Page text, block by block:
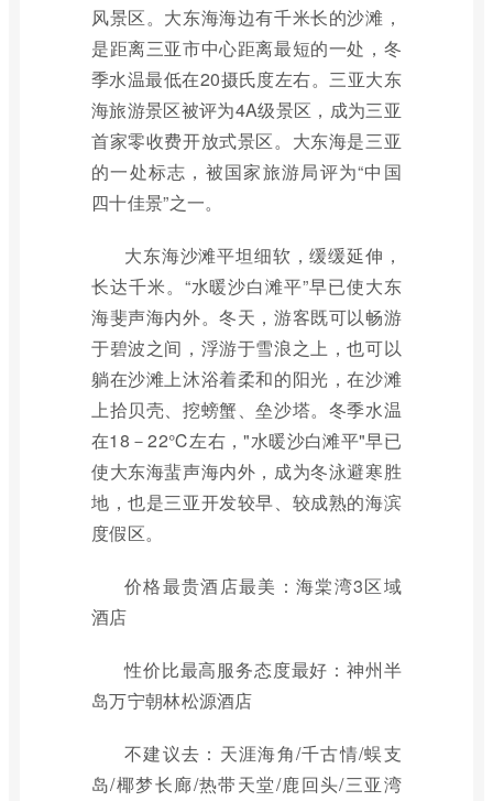
风景区。大东海海边有千米长的沙滩，
是距离三亚市中心距离最短的一处，冬
季水温最低在20摄氏度左右。三亚大东
海旅游景区被评为4A级景区，成为三亚
首家零收费开放式景区。大东海是三亚
的一处标志，被国家旅游局评为“中国
四十佳景”之一。
大东海沙滩平坦细软，缓缓延伸，
长达千米。“水暖沙白滩平”早已使大东
海斐声海内外。冬天，游客既可以畅游
于碧波之间，浮游于雪浪之上，也可以
躺在沙滩上沐浴着柔和的阳光，在沙滩
上拾贝壳、挖螃蟹、垒沙塔。冬季水温
在18－22℃左右，"水暖沙白滩平"早已
使大东海蜚声海内外，成为冬泳避寒胜
地，也是三亚开发较早、较成熟的海滨
度假区。
价格最贵酒店最美：海棠湾3区域
酒店
性价比最高服务态度最好：神州半
岛万宁朝林松源酒店
不建议去：天涯海角/千古情/蜈支
岛/椰梦长廊/热带天堂/鹿回头/三亚湾